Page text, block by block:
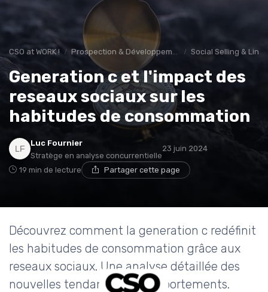
CSO at WORK ! Prospection & Développement Commercial Social Selling &
Generation c et l'impact des
reseaux sociaux sur les
habitudes de consommation
Luc Fournier
Stratège en analyse concurrentielle
23 juin 2024
19 min de lecture Partager cette page
Découvrez comment la generation c redéfinit
les habitudes de consommation grâce aux
reseaux sociaux. Une analyse détaillée des
nouvelles tendances et comportements.